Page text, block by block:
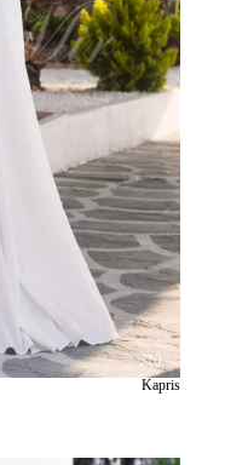
Kapris